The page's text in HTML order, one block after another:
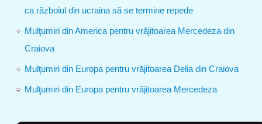
ca războiul din ucraina să se termine repede
Mulţumiri din America pentru vrăjitoarea Mercedeza din
Craiova
Mulţumiri din Europa pentru vrăjitoarea Delia din Craiova
Mulţumiri din Europa pentru vrăjitoarea Mercedeza